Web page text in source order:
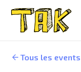
Tous les events